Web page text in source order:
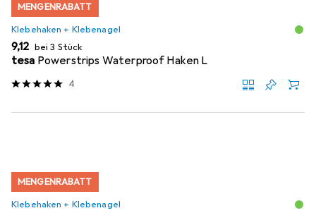
MENGENRABATT
Klebehaken + Klebenagel
EUR
9,12 bei 3 Stück
tesa Powerstrips Waterproof Haken L
4
MENGENRABATT
Klebehaken + Klebenagel